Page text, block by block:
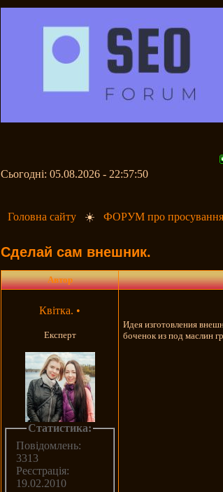
Сьогодні: 05.08.2026 - 22:57:50
Головна сайту ☀️ФОРУМ про просування
Сделай сам внешник.
Автор
Квітка. •
Експерт
Статистика:
Повідомлень:
3313
Реєстрація:
19.02.2010
Идея изготовления
боченок из под маслин